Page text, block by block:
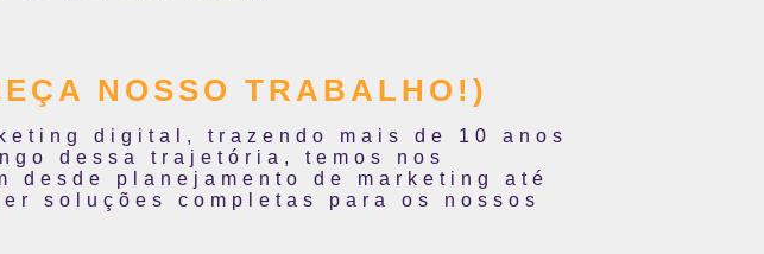
NOSSO TRABALHO!)
digital, trazendo mais de 10 anos
dessa trajetória, temos nos
desde planejamento de marketing até
soluções completas para os nossos